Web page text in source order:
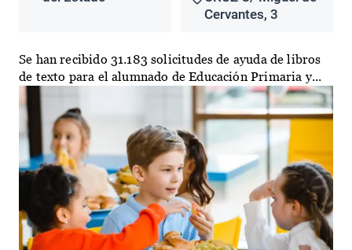
Cervantes, 3
Se han recibido 31.183 solicitudes de ayuda de libros
de texto para el alumnado de Educación Primaria y...